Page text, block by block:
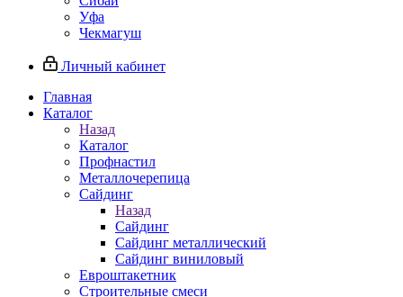
Уфа
Чекмагуш
Личный кабинет
Главная
Каталог
Назад
Каталог
Профнастил
Металлочерепица
Сайдинг
Назад
Сайдинг
Сайдинг металлический
Сайдинг виниловый
Евроштакетник
Строительные смеси